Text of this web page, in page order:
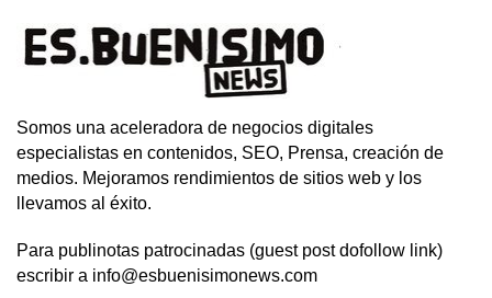
Somos una aceleradora de negocios digitales
especialistas en contenidos, SEO, Prensa, creación de
medios. Mejoramos rendimientos de sitios web y los
llevamos al éxito.
Para publinotas patrocinadas (guest post dofollow link)
escribir a info@esbuenisimonews.com